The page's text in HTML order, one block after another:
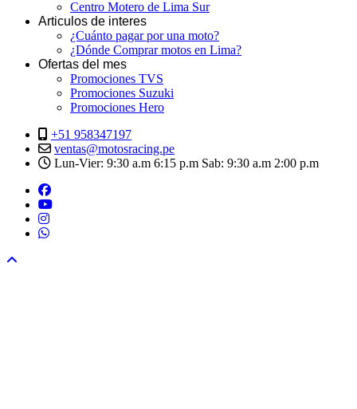
Centro Motero de Lima Sur
Articulos de interes
¿Cuánto pagar por una moto?
¿Dónde Comprar motos en Lima?
Ofertas del mes
Promociones TVS
Promociones Suzuki
Promociones Hero
+51 958347197
ventas@motosracing.pe
Lun-Vier: 9:30 a.m 6:15 p.m Sab: 9:30 a.m 2:00 p.m